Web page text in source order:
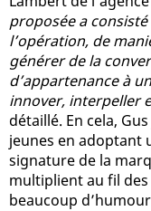
proposée a
l’opération, de
générer de la
d’appartenance à
innover, interpeller
détaillé. En cela,
jeunes en adoptant
signature de la
multiplient au fil
beaucoup